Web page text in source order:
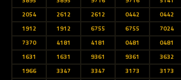
2054
2612 2612 0442 0442
1912
1912 6755 6755 7024
7370
4181 4181 0481 0481
1631
1631 9361 9361 3632
1966
3347 3347 3173 3173